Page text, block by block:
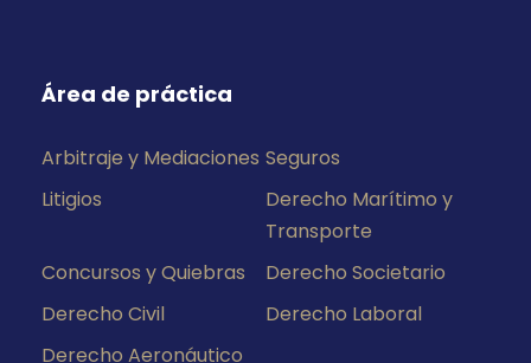
Área de práctica
Arbitraje y Mediaciones Seguros
Litigios
Derecho Marítimo y
Transporte
Concursos y Quiebras
Derecho Societario
Derecho Civil
Derecho Laboral
Derecho Aeronáutico